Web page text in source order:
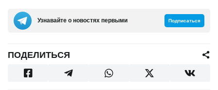
Узнавайте о новостях первыми Подписаться
ПОДЕЛИТЬСЯ